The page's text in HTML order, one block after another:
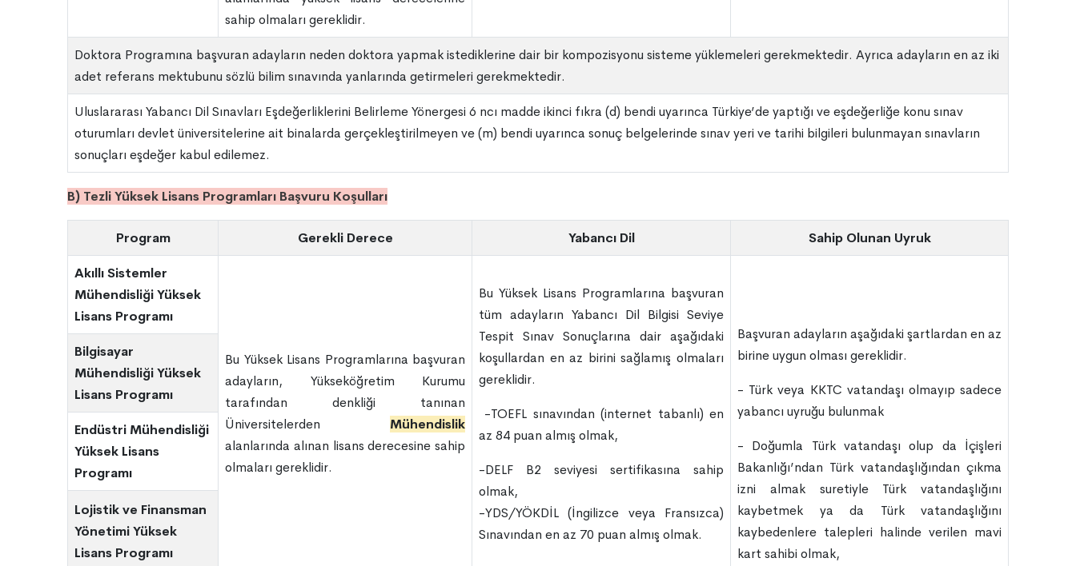
sahip olmaları gereklidir.
Doktora Programına başvuran adayların neden doktora yapmak istediklerine dair bir kompozisyonu sisteme yüklemeleri gerekmektedir. Ayrıca adayların en az iki
adet referans mektubunu sözlü bilim sınavında yanlarında getirmeleri gerekmektedir.
Uluslararası Yabancı Dil Sınavları Eşdeğerliklerini Belirleme Yönergesi 6 ncı madde ikinci fıkra (d) bendi uyarınca Türkiye’de yaptığı ve eşdeğerliğe konu sınav
oturumları devlet üniversitelerine ait binalarda gerçekleştirilmeyen ve (m) bendi uyarınca sonuç belgelerinde sınav yeri ve tarihi bilgileri bulunmayan sınavların
sonuçları eşdeğer kabul edilemez.
B) Tezli Yüksek Lisans Programları Başvuru Koşulları
Program Gerekli Derece Yabancı Dil Sahip Olunan Uyruk
Akıllı Sistemler
Mühendisliği Yüksek
Lisans Programı
Bu Yüksek Lisans Programlarına başvuran
adayların, Yükseköğretim Kurumu
tarafından denkliği tanınan
Üniversitelerden Mühendislik
alanlarında alınan lisans derecesine sahip
olmaları gereklidir.
Bu Yüksek Lisans Programlarına başvuran
tüm adayların Yabancı Dil Bilgisi Seviye
Tespit Sınav Sonuçlarına dair aşağıdaki
koşullardan en az birini sağlamış olmaları
gereklidir.
-TOEFL sınavından (internet tabanlı) en
az 84 puan almış olmak,
-DELF B2 seviyesi sertifikasına sahip
olmak,
-YDS/YÖKDİL (İngilizce veya Fransızca)
Sınavından en az 70 puan almış olmak.
Başvuran adayların aşağıdaki şartlardan en az
birine uygun olması gereklidir.
- Türk veya KKTC vatandaşı olmayıp sadece
yabancı uyruğu bulunmak
- Doğumla Türk vatandaşı olup da İçişleri
Bakanlığı’ndan Türk vatandaşlığından çıkma
izni almak suretiyle Türk vatandaşlığını
kaybetmek ya da Türk vatandaşlığını
kaybedenlere talepleri halinde verilen mavi
kart sahibi olmak,
Bilgisayar
Mühendisliği Yüksek
Lisans Programı
Endüstri Mühendisliği
Yüksek Lisans
Programı
Lojistik ve Finansman
Yönetimi Yüksek
Lisans Programı